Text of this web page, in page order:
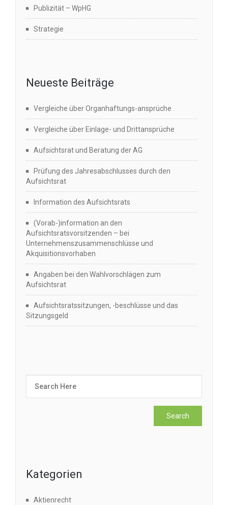
Publizität – WpHG
Strategie
Neueste Beiträge
Vergleiche über Organhaftungs-ansprüche
Vergleiche über Einlage- und Drittansprüche
Aufsichtsrat und Beratung der AG
Prüfung des Jahresabschlusses durch den
Aufsichtsrat
Information des Aufsichtsrats
(Vorab-)information an den
Aufsichtsratsvorsitzenden – bei
Unternehmenszusammenschlüsse und
Akquisitionsvorhaben
Angaben bei den Wahlvorschlägen zum
Aufsichtsrat
Aufsichtsratssitzungen, -beschlüsse und das
Sitzungsgeld
Kategorien
Aktienrecht